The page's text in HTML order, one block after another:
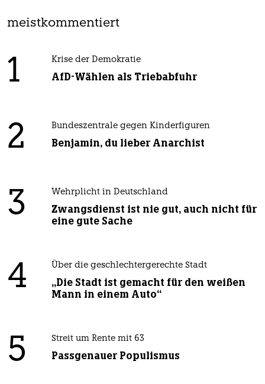
meistkommentiert
1 Krise der Demokratie
AfD-Wählen als Triebabfuhr
2 Bundeszentrale gegen Kinderfiguren
Benjamin, du lieber Anarchist
3 Wehrplicht in Deutschland
Zwangsdienst ist nie gut, auch nicht für
eine gute Sache
4 Über die geschlechtergerechte Stadt
„Die Stadt ist gemacht für den weißen
Mann in einem Auto“
5 Streit um Rente mit 63
Passgenauer Populismus